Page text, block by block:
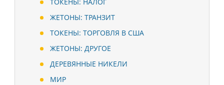
ЖЕТОНЫ: ТРАНЗИТ
ТОКЕНЫ: ТОРГОВЛЯ В США
ЖЕТОНЫ: ДРУГОЕ
ДЕРЕВЯННЫЕ НИКЕЛИ
МИР